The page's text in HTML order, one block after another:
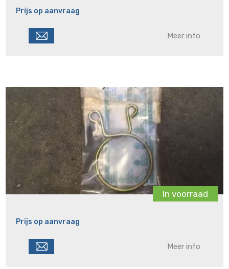
Prijs op aanvraag
Meer info
In voorraad
Prijs op aanvraag
Meer info